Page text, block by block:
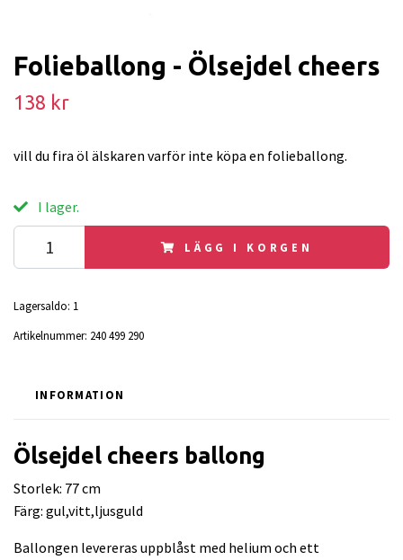
Folieballong - Ölsejdel cheers
138 kr
vill du fira öl älskaren varför inte köpa en folieballong.
I lager.
LÄGG I KORGEN
Lagersaldo: 1
Artikelnummer: 240 499 290
INFORMATION
Ölsejdel cheers ballong
Storlek: 77 cm
Färg: gul,vitt,ljusguld
Ballongen levereras uppblåst med helium och ett